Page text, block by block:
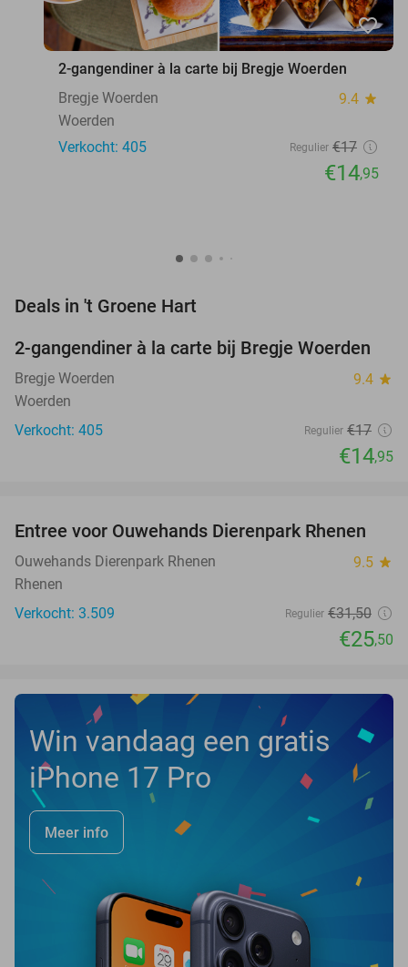
favorite_border
2-gangendiner à la carte bij Bregje Woerden
Bregje Woerden
9.4 star
Woerden
Verkocht: 405
Regulier €17
€14,95
Deals in 't Groene Hart
12%
2-gangendiner à la carte bij Bregje Woerden
Bregje Woerden 9.4 star
Woerden
Verkocht: 405
Regulier €17
€14,95
19%
Entree voor Ouwehands Dierenpark Rhenen
Ouwehands Dierenpark Rhenen 9.5 star
Rhenen
Verkocht: 3.509
Regulier €31,50
€25,50
Win vandaag een gratis
iPhone 17 Pro
Meer info